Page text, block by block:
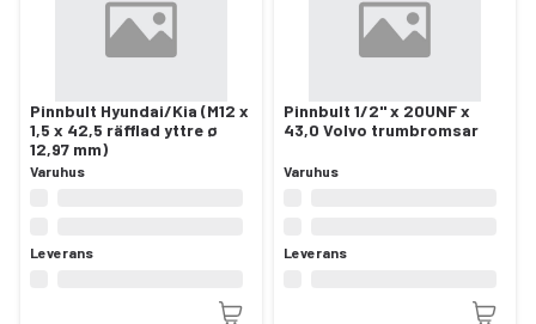
Pinnbult Hyundai/Kia (M12 x
1,5 x 42,5 räfflad yttre ø
12,97 mm)
Varuhus
Leverans
Pinnbult 1/2" x 20UNF x
43,0 Volvo trumbromsar
Varuhus
Leverans